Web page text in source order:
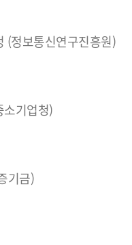
(정보통신연구진흥원)
기업청)
기금)